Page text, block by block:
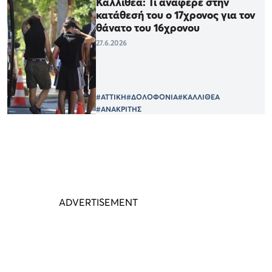
κατάθεσή του ο 17χρονος για τον
θάνατο του 16χρονου
27.6.2026
#ΑΤΤΙΚΗ#ΔΟΛΟΦΟΝΙΑ#ΚΑΛΛΙΘΕΑ
#ΑΝΑΚΡΙΤΗΣ